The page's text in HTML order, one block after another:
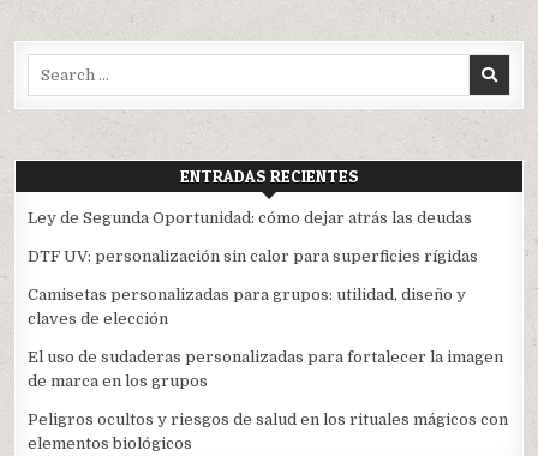
ENTRADAS RECIENTES
Ley de Segunda Oportunidad: cómo dejar atrás las deudas
DTF UV: personalización sin calor para superficies rígidas
Camisetas personalizadas para grupos: utilidad, diseño y
claves de elección
El uso de sudaderas personalizadas para fortalecer la imagen
de marca en los grupos
Peligros ocultos y riesgos de salud en los rituales mágicos con
elementos biológicos